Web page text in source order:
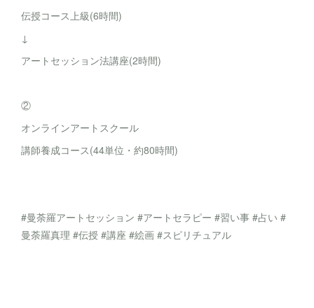
伝授コース上級(6時間)
↓
アートセッション法講座(2時間)
②
オンラインアートスクール
講師養成コース(44単位・約80時間)
#曼荼羅アートセッション #アートセラピー #習い事 #占い #
曼荼羅真理 #伝授 #講座 #絵画 #スピリチュアル